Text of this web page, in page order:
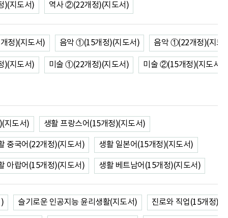
)(지도서) 역사 ②(22개정)(지도서)
정)(지도서) 음악 ①(15개정)(지도서) 음악 ①(22개정)(지도
)(지도서) 미술 ①(22개정)(지도서) 미술 ②(15개정)(지도서)
지도서) 생활 프랑스어(15개정)(지도서)
중국어(22개정)(지도서) 생활 일본어(15개정)(지도서)
아랍어(15개정)(지도서) 생활 베트남어(15개정)(지도서)
슬기로운 인공지능 윤리생활(지도서) 진로와 직업(15개정)(